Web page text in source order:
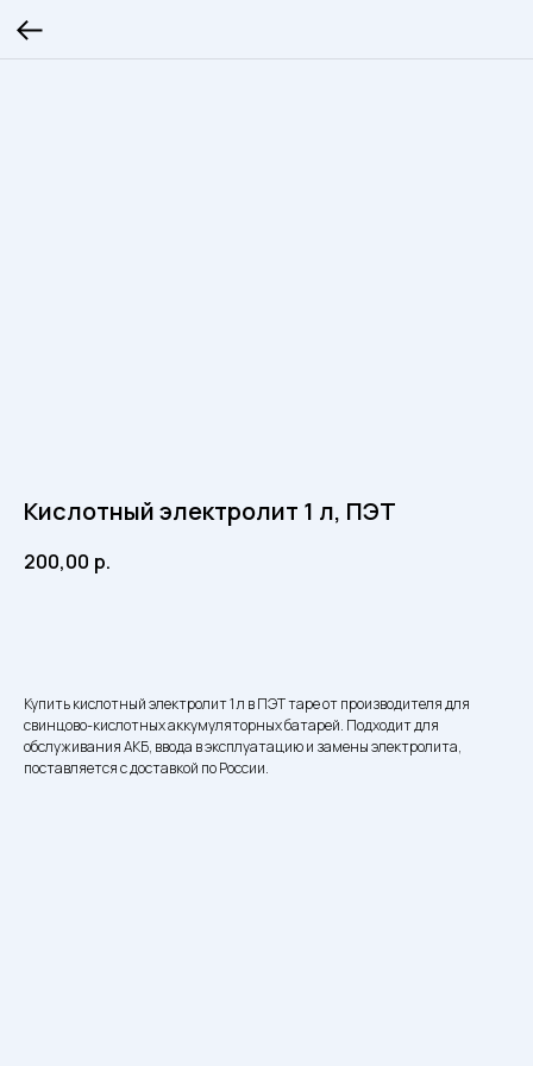
Кислотный электролит 1 л, ПЭТ
200,00 р.
Купить кислотный электролит 1 л в ПЭТ таре от производителя для
свинцово-кислотных аккумуляторных батарей. Подходит для
обслуживания АКБ, ввода в эксплуатацию и замены электролита,
поставляется с доставкой по России.